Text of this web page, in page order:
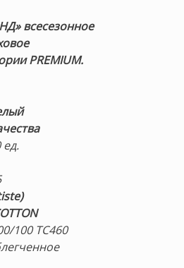
всесезонное
PREMIUM.
ед.
100 TC460